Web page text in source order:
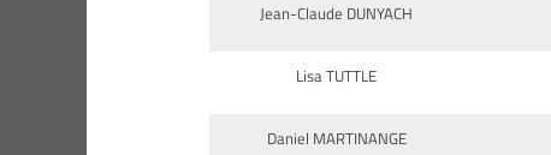
Jean-Claude DUNYACH
Lisa TUTTLE
Daniel MARTINANGE